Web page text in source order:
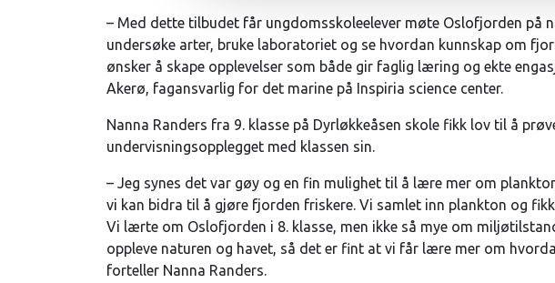
– Med dette tilbudet får ungdomsskoleelever møte Oslofjorden på
undersøke arter, bruke laboratoriet og se hvordan kunnskap om
ønsker å skape opplevelser som både gir faglig læring og ekte
Akerø, fagansvarlig for det marine på Inspiria science center.
Nanna Randers fra 9. klasse på Dyrløkkeåsen skole fikk lov til å
undervisningsopplegget med klassen sin.
– Jeg synes det var gøy og en fin mulighet til å lære mer om
vi kan bidra til å gjøre fjorden friskere. Vi samlet inn plankton og
Vi lærte om Oslofjorden i 8. klasse, men ikke så mye om
oppleve naturen og havet, så det er fint at vi får lære mer om
forteller Nanna Randers.